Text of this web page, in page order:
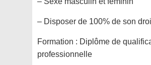
– Disposer de 100% de son
Formation : Diplôme de
professionnelle